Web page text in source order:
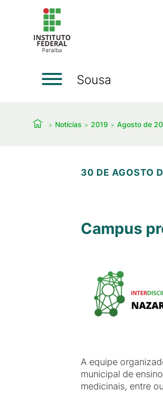
Sousa
Notícias 2019 Agosto de
30 DE AGOSTO
Campus
A equipe
municipal de
medicinais, entre